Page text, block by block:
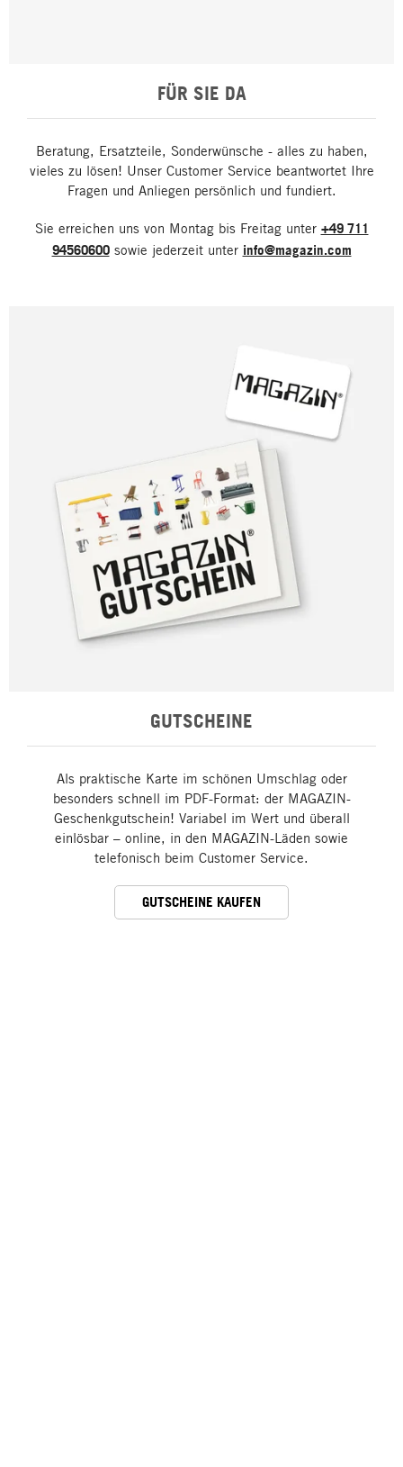
FÜR SIE DA
Beratung, Ersatzteile, Sonderwünsche - alles zu haben,
vieles zu lösen! Unser Customer Service beantwortet Ihre
Fragen und Anliegen persönlich und fundiert.
Sie erreichen uns von Montag bis Freitag unter +49 711
94560600sowie jederzeit unter info@magazin.com
GUTSCHEINE
Als praktische Karte im schönen Umschlag oder
besonders schnell im PDF-Format: der MAGAZIN-
Geschenkgutschein! Variabel im Wert und überall
einlösbar – online, in den MAGAZIN-Läden sowie
telefonisch beim Customer Service.
GUTSCHEINE KAUFEN